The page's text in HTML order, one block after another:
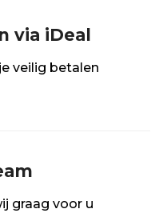
via iDeal
veilig betalen
graag voor u